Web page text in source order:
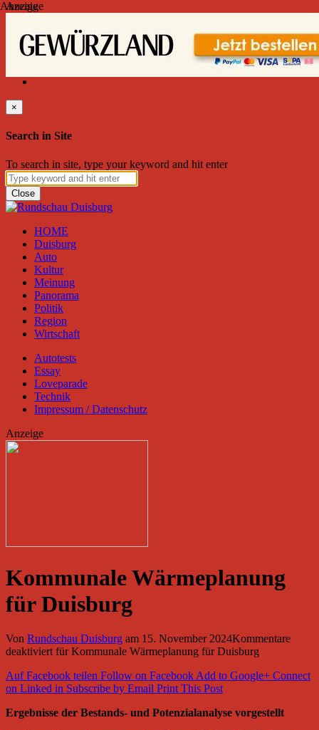
Freitag, August 07, 2026
Friend on Facebook Follow on Twitter Subscribe to RSS
×
Search in Site
To search in site, type your keyword and hit enter
Close
HOME
Duisburg
Auto
Kultur
Meinung
Panorama
Politik
Region
Wirtschaft
Autotests
Essay
Loveparade
Technik
Impressum / Datenschutz
Anzeige
Kommunale Wärmeplanung
für Duisburg
Von Rundschau Duisburg am 15. November 2024Kommentare
deaktiviertfür Kommunale Wärmeplanung für Duisburg
Auf Facebook teilen Follow on FacebookAdd to Google+ Connect
on Linked in Subscribe by Email Print This Post
Ergebnisse der Bestands- und Potenzialanalyse vorgestellt
Anzeige
Anzeige